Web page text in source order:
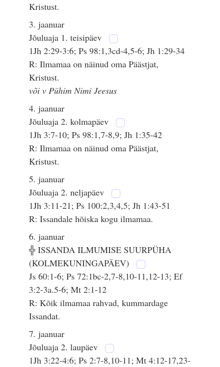
Kristust.
3. jaanuar
Jõuluaja 1. teisipäev
1Jh 2:29-3:6; Ps 98:1,3cd-4,5-6; Jh 1:29-34
R: Ilmamaa on näinud oma Päästjat,
Kristust.
või v Pühim Nimi Jeesus
4. jaanuar
Jõuluaja 2. kolmapäev
1Jh 3:7-10; Ps 98:1,7-8,9; Jh 1:35-42
R: Ilmamaa on näinud oma Päästjat,
Kristust.
5. jaanuar
Jõuluaja 2. neljapäev
1Jh 3:11-21; Ps 100:2,3,4,5; Jh 1:43-51
R: Issandale hõiska kogu ilmamaa.
6. jaanuar
╬ ISSANDA ILMUMISE SUURPÜHA
(KOLMEKUNINGAPÄEV)
Js 60:1-6; Ps 72:1bc-2,7-8,10-11,12-13; Ef
3:2-3a.5-6; Mt 2:1-12
R: Kõik ilmamaa rahvad, kummardage
Issandat.
7. jaanuar
Jõuluaja 2. laupäev
1Jh 3:22-4:6; Ps 2:7-8,10-11; Mt 4:12-17,23-